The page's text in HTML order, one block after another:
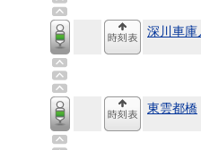
深川車庫
東雲都橋